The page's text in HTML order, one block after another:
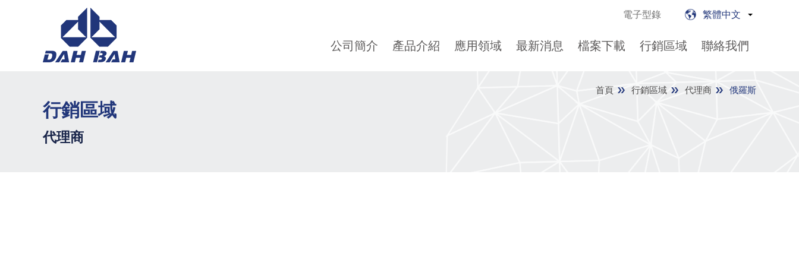
繁體中文
電子型錄
公司簡介 產品介紹 應用領域 最新消息 檔案下載 行銷區域 聯絡我們
行銷區域
代理商
首頁 行銷區域 代理商 俄羅斯